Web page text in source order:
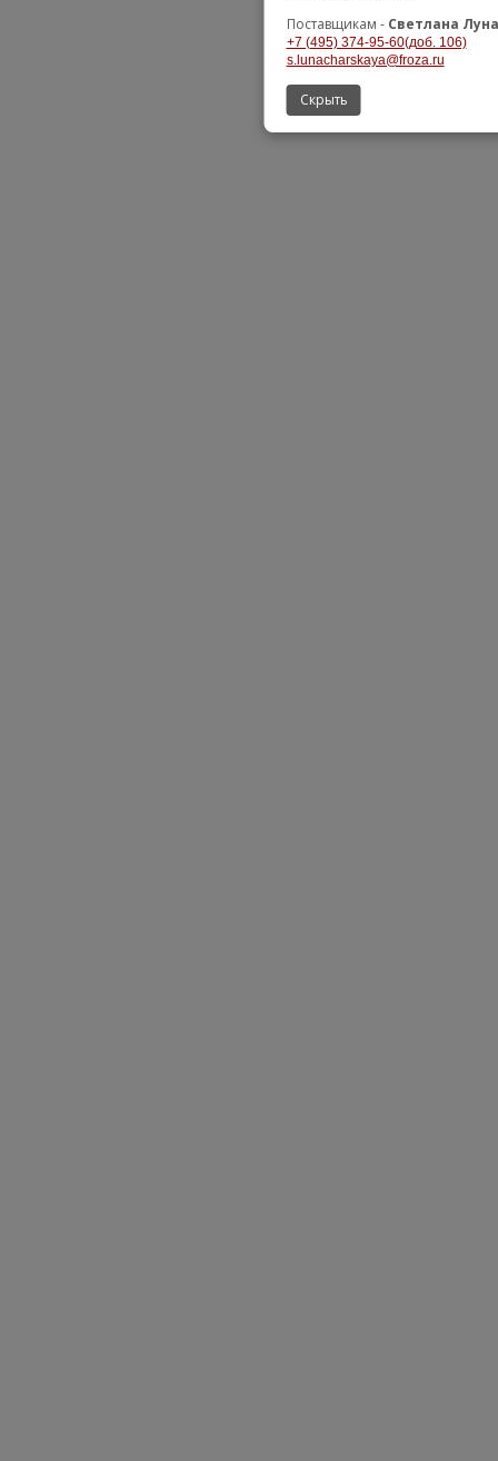
Поставщикам - Светлана
+7 (495) 374-95-60(доб. 106)
s.lunacharskaya@froza.ru
Скрыть